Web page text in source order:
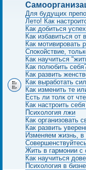
Для будущих
Лето! Как
Как добиться
Как избавиться от
Как мотивировать
Спокойствие,
Как научиться
Как полюбить
Как развить
Как выработать
Как изменить те
Есть ли толк от
Как настроить
Психология лжи
Как организовать
Как развить
Изменяем жизнь, в
Жить в гармонии с
Как научиться
Психология в